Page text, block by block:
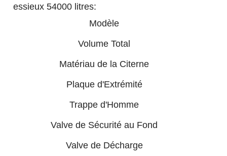
essieux 54000 litres:
Modèle
Volume Total
Matériau de la Citerne
Plaque d'Extrémité
Trappe d'Homme
Valve de Sécurité au Fond
Valve de Décharge